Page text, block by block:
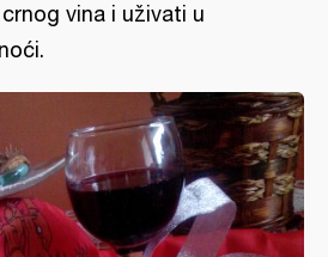
vina i uživati u